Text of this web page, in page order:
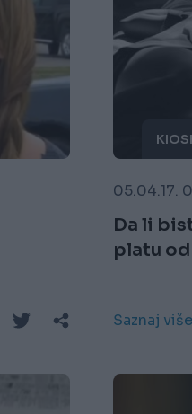
05.04.17.
Da li
platu
Saznaj više